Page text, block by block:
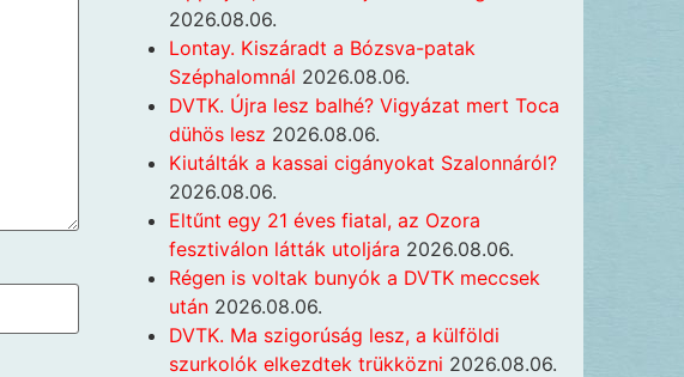
2026.08.06.
Lontay. Kiszáradt a Bózsva-patak
Széphalomnál 2026.08.06.
DVTK. Újra lesz balhé? Vigyázat mert Toca
dühös lesz 2026.08.06.
Kiutálták a kassai cigányokat Szalonnáról?
2026.08.06.
Eltűnt egy 21 éves fiatal, az Ozora
fesztiválon látták utoljára 2026.08.06.
Régen is voltak bunyók a DVTK meccsek
után 2026.08.06.
DVTK. Ma szigorúság lesz, a külföldi
szurkolók elkezdtek trükközni 2026.08.06.